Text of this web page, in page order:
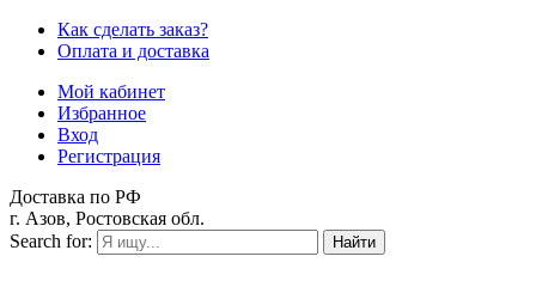
Как сделать заказ?
Оплата и доставка
Мой кабинет
Избранное
Вход
Регистрация
Доставка по РФ
г. Азов, Ростовская обл.
Search for:
Найти